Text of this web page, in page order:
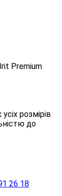
Premium
розмірів
до
26 18